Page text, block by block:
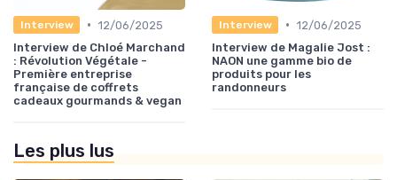
Interview • 12/06/2025
Interview de Chloé Marchand
: Révolution Végétale -
Première entreprise
française de coffrets
cadeaux gourmands & vegan
Interview • 12/06/2025
Interview de Magalie Jost :
NAON une gamme bio de
produits pour les
randonneurs
Les plus lus